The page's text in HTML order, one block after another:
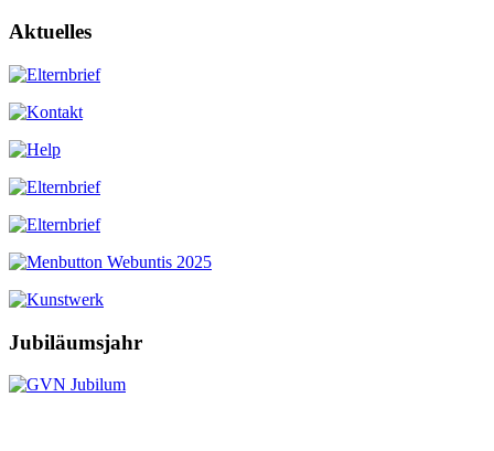
Aktuelles
Jubiläumsjahr